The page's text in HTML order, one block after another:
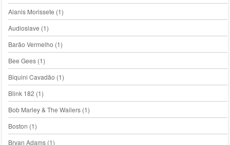
Alanis Morissete (1)
Audioslave (1)
Barão Vermelho (1)
Bee Gees(1)
Biquini Cavadão (1)
Blink 182 (1)
Bob Marley & The Wailers(1)
Boston (1)
Bryan Adams(1)